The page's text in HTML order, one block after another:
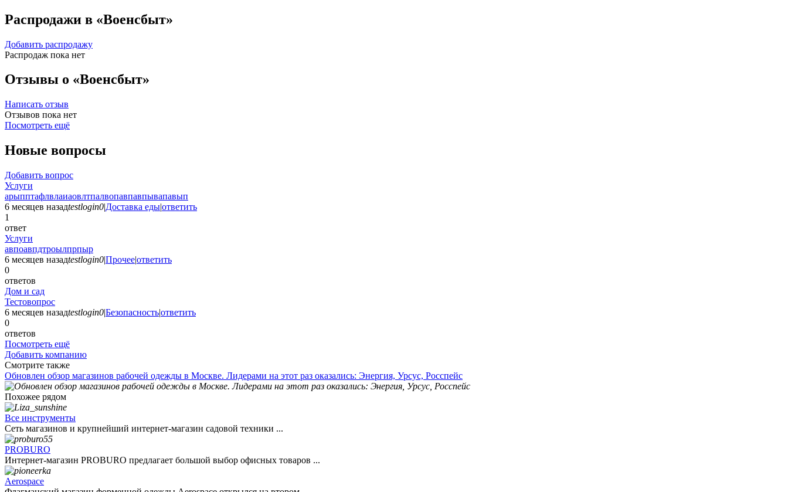
Распродажи в «Военсбыт»
Добавить распродажу
Распродаж пока нет
Отзывы о «Военсбыт»
Написать отзыв
Отзывов пока нет
Посмотреть ещё
Новые вопросы
Добавить вопрос
Услуги
арыпптафлвлаиаовлтпалвопавпавпывапавып
6 месяцев назадtestlogin0|Доставка еды|ответить
1
ответ
Услуги
авпоавпдтроылпрпыр
6 месяцев назадtestlogin0|Прочее|ответить
0
ответов
Дом и сад
Тестовопрос
6 месяцев назадtestlogin0|Безопасность|ответить
0
ответов
Посмотреть ещё
Добавить компанию
Смотрите также
Обновлен обзор магазинов рабочей одежды в Москве. Лидерами на этот раз оказались: Энергия, Урсус, Росспейс
Похожее рядом
Все инструменты
Сеть магазинов и крупнейший интернет-магазин садовой техники ...
PROBURO
Интернет-магазин PROBURO предлагает большой выбор офисных товаров ...
Aerospace